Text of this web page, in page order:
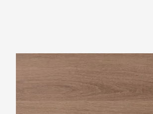
Rivièra Maison Long Island
Longboard Riverside Oak